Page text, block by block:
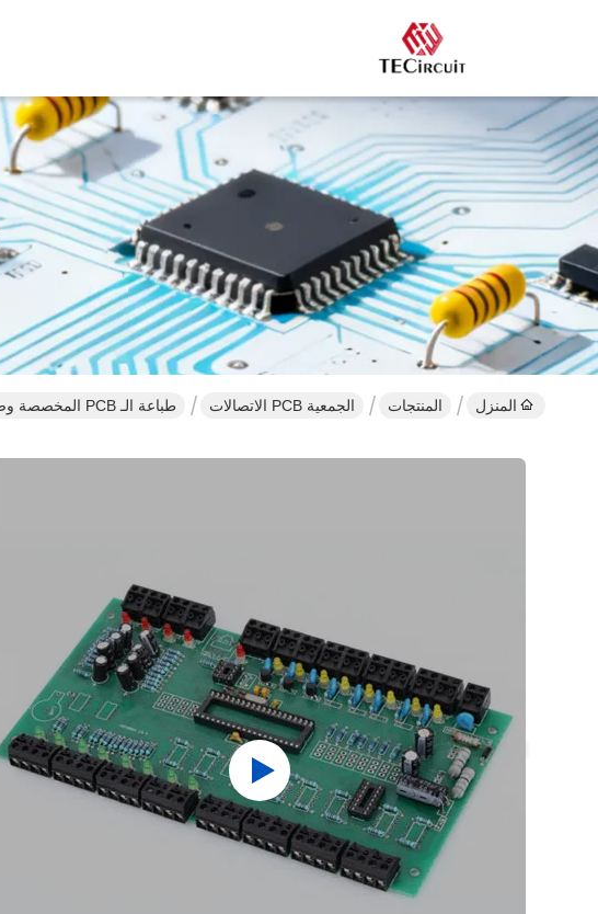
المنزل المنتجات الجمعية PCB الاتصالات طباعة الـ PCB المخصصة وصندوق واجهة التجميع